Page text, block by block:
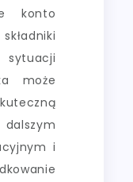
konto
może
i